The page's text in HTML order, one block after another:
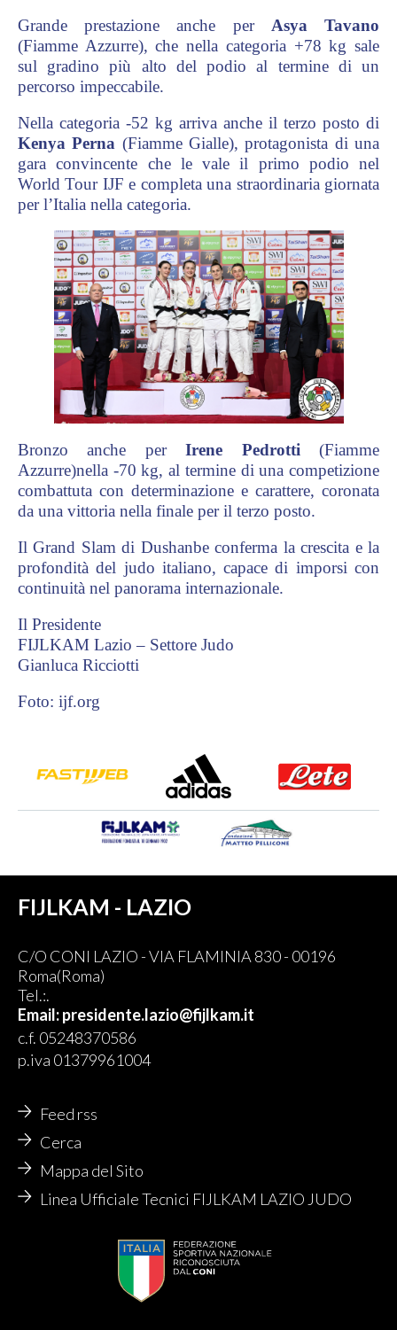
Grande prestazione anche per Asya Tavano
(Fiamme Azzurre), che nella categoria +78 kg sale
sul gradino più alto del podio al termine di un
percorso impeccabile.
Nella categoria -52 kg arriva anche il terzo posto di
Kenya Perna (Fiamme Gialle), protagonista di una
gara convincente che le vale il primo podio nel
World Tour IJF e completa una straordinaria giornata
per l’Italia nella categoria.
Bronzo anche perIrene Pedrotti
(Fiamme
Azzurre)nella -70 kg, al termine di una competizione
combattuta con determinazione e carattere, coronata
da una vittoria nella finale per il terzo posto.
Il Grand Slam di Dushanbe conferma la crescita e la
profondità del judo italiano, capace di imporsi con
continuità nel panorama internazionale.
Il Presidente
FIJLKAM Lazio – Settore Judo
Gianluca Ricciotti
Foto: ijf.org
FIJLKAM - LAZIO
C/O CONI LAZIO - VIA FLAMINIA 830 - 00196
Roma(Roma)
Tel.:.
Email: presidente.lazio@fijlkam.it
c.f. 05248370586
p.iva 01379961004
Feed rss
Cerca
Mappa del Sito
Linea Ufficiale Tecnici FIJLKAM LAZIO JUDO